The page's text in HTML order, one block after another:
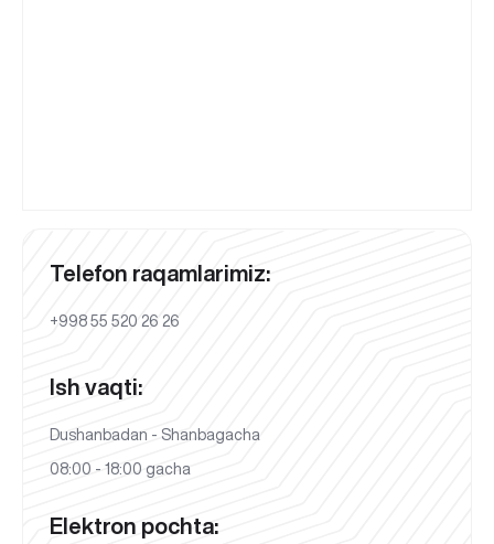
Telefon raqamlarimiz:
+998 55 520 26 26
Ish vaqti:
Dushanbadan - Shanbagacha
08:00 - 18:00 gacha
Elektron pochta: